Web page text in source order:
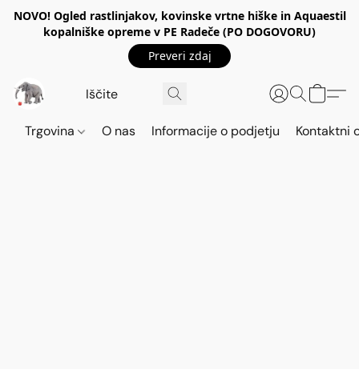
NOVO! Ogled rastlinjakov, kovinske vrtne hiške in Aquaestil
kopalniške opreme v PE Radeče (PO DOGOVORU)
Preveri zdaj
Trgovina O nas Informacije o podjetju Kontaktni